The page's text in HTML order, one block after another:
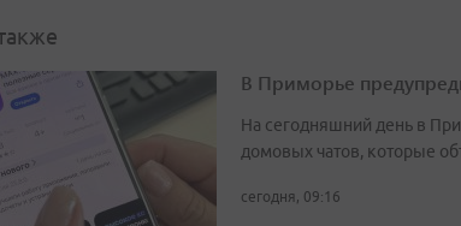
В Приморье
На сегодняшний день в
домовых чатов, которые
сегодня, 09:16